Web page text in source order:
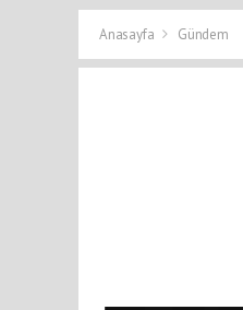
Anasayfa Gündem